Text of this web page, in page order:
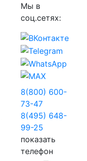
Мы в
соц.сетях:
8(800) 600-
73-47
8(495) 648-
99-25
показать
телефон